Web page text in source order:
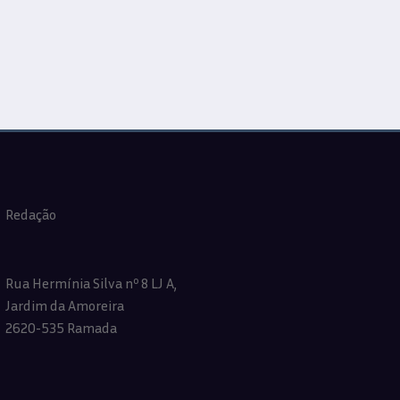
Redação
Rua Hermínia Silva nº 8 LJ A,
Jardim da Amoreira
2620-535 Ramada